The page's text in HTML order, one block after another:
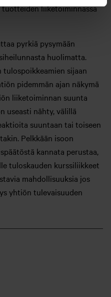
tuotteiden liiketoiminnassa
pyrkiä pysymään
huolimatta.
sijaan
pidemmän ajan näkymä
liiketoiminnan suunta
useasti nähty, välillä
suuntaan tai toiseen
Pelkkään isoon
kannata perustaa,
tuloskauden kurssiliikkeet
mahdollisuuksia jos
yhtiön tulevaisuuden